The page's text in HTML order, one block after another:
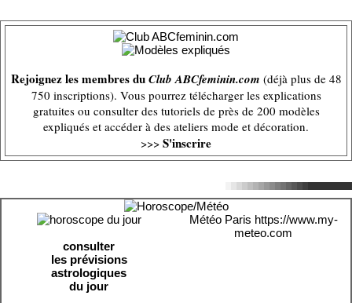
Rejoignez les membres duClub ABCfeminin.com (déjà plus de 48
750 inscriptions). Vous pourrez télécharger les explications
gratuites ou consulter des tutoriels de près de 200 modèles
expliqués et accéder à des ateliers mode et décoration.
>>> S'inscrire
consulter
les prévisions
astrologiques
du jour
Météo Paris https://www.my-
meteo.com